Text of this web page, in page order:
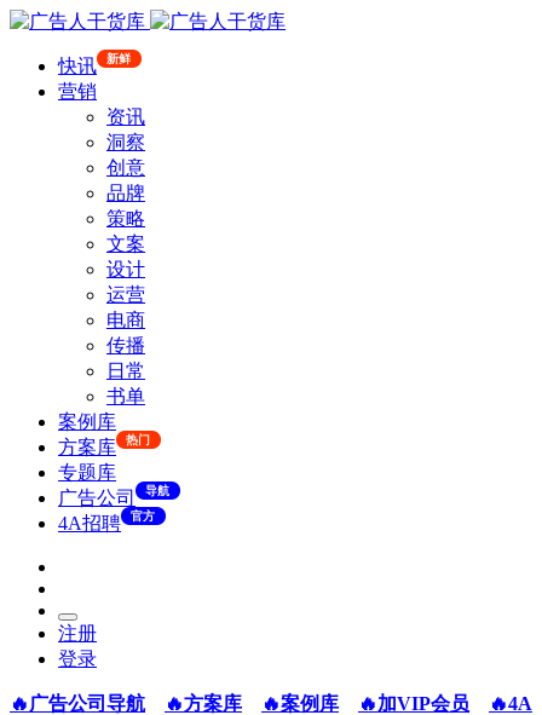
快讯 新鲜
营销
资讯
洞察
创意
品牌
策略
文案
设计
运营
电商
传播
日常
书单
案例库
方案库
热门
专题库
广告公司
导航
4A招聘 官方
注册
登录
🔥广告公司导航 🔥方案库 🔥案例库 🔥加VIP会员
🔥4A